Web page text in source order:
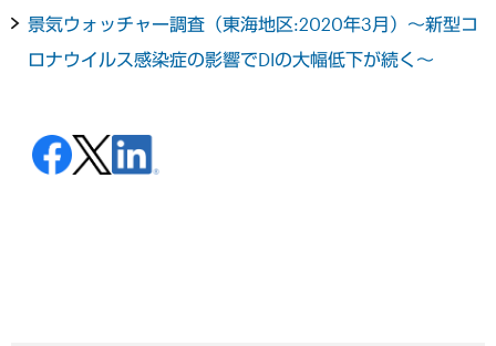
景気ウォッチャー調査（東海地区:2020年3月）～新型コ
ロナウイルス感染症の影響でDIの大幅低下が続く～